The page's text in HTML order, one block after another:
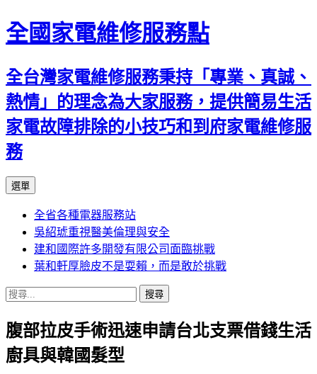
全國家電維修服務點
全台灣家電維修服務秉持「專業、真誠、
熱情」的理念為大家服務，提供簡易生活
家電故障排除的小技巧和到府家電維修服
務
選單
主
要
內
容
全省各種電器服務站
吳紹琥重視醫美倫理與安全
建和國際許多開發有限公司面臨挑戰
葉和軒厚臉皮不是耍賴，而是敢於挑戰
搜
關
鍵
字:
腹部拉皮手術迅速申請台北支票借錢生活
廚具與韓國髮型